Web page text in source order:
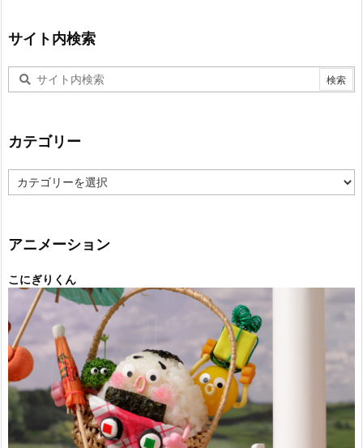
サイト内検索
カテゴリー
テ
ー
アニメーション
こにぎりくん